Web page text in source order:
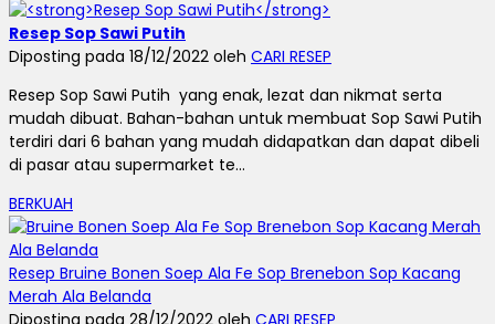
Resep Sop Sawi Putih
Diposting pada 18/12/2022 oleh CARI RESEP
Resep Sop Sawi Putih yang enak, lezat dan nikmat serta
mudah dibuat. Bahan-bahan untuk membuat Sop Sawi Putih
terdiri dari 6 bahan yang mudah didapatkan dan dapat dibeli
di pasar atau supermarket te...
BERKUAH
Resep Bruine Bonen Soep Ala Fe Sop Brenebon Sop Kacang
Merah Ala Belanda